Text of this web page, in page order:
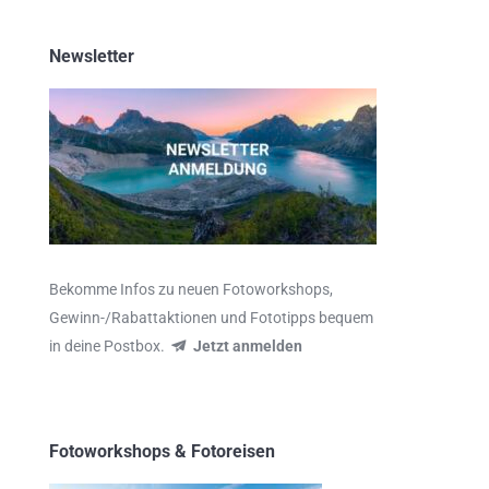
Newsletter
Bekomme Infos zu neuen Fotoworkshops,
Gewinn-/Rabattaktionen und Fototipps bequem
in deine Postbox.
Jetzt anmelden
Fotoworkshops & Fotoreisen